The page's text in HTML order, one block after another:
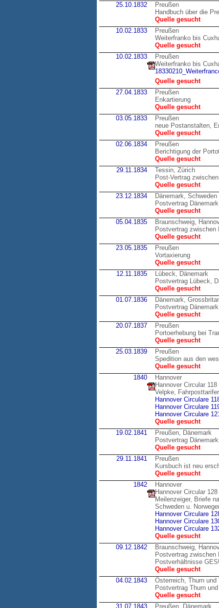
25.10.1832
Preußen
Handbuch über die
Quelle gesucht
10.02.1833
Preußen
Weiterfranko bis
Quelle gesucht
10.02.1833
Preußen
Weiterfranko bis
Quelle gesucht
27.04.1833
Preußen
Enkartierung
Quelle gesucht
03.05.1833
Preußen
neue Postanstalten,
Quelle gesucht
02.06.1834
Preußen
Berichtigung der
Quelle gesucht
29.11.1834
Tessin, Zürich
Post-Vertrag
Quelle gesucht
23.12.1834
Dänemark, Schweden
Postvertrag
Quelle gesucht
05.04.1835
Braunschweig,
Postvertrag zwischen
Quelle gesucht
23.05.1835
Preußen
Vortaxierung
Quelle gesucht
12.11.1835
Lübeck, Dänemark
Postvertrag Lübeck,
Quelle gesucht
01.07.1836
Dänemark,
Postvertrag
Quelle gesucht
20.07.1837
Preußen
Portoerhebung bei
Quelle gesucht
25.03.1839
Preußen
Spedition aus den
Quelle gesucht
1840
Hannover
Hannover Circular
Velpke,
Hannover Circulare
Hannover Circulare
Hannover Circulare
Quelle gesucht
19.02.1841
Preußen, Dänemark
Postvertrag
Quelle gesucht
29.11.1841
Preußen
Kursbuch ist neu
Quelle gesucht
1842
Hannover
Hannover Circular
Meilenzeiger, Briefe
Schweden u.
Hannover Circulare
Hannover Circulare
Hannover Circulare
Quelle gesucht
09.12.1842
Braunschweig,
Postvertrag zwischen
Postverhältnisse
Quelle gesucht
04.02.1843
Österreich, Thurn und
Postvertrag Thurn
Quelle gesucht
31.07.1843
Preußen, Dänemark